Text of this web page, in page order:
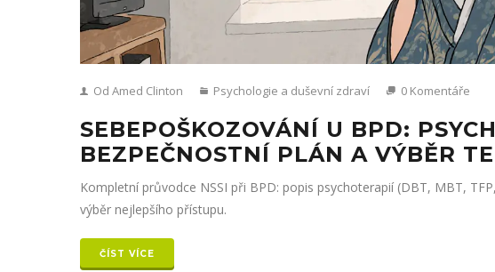
Od Amed Clinton Psychologie a duševní zdraví 0 Komentáře
SEBEPOŠKOZOVÁNÍ U BPD:
BEZPEČNOSTNÍ PLÁN A VÝBĚR
Kompletní průvodce NSSI při BPD: popis psychoterapií (DBT, MBT,
výběr nejlepšího přístupu.
ČÍST VÍCE